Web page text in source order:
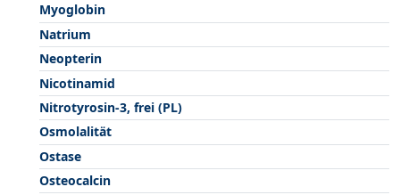
Myoglobin
Natrium
Neopterin
Nicotinamid
Nitrotyrosin-3, frei (PL)
Osmolalität
Ostase
Osteocalcin